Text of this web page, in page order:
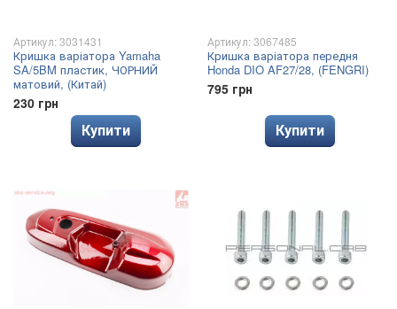
Артикул: 3031431
Кришка варіатора Yamaha
SA/5BM пластик, ЧОРНИЙ
матовий, (Китай)
230 грн
Купити
Артикул: 3067485
Кришка варіатора передня
Honda DIO AF27/28, (FENGRI)
795 грн
Купити